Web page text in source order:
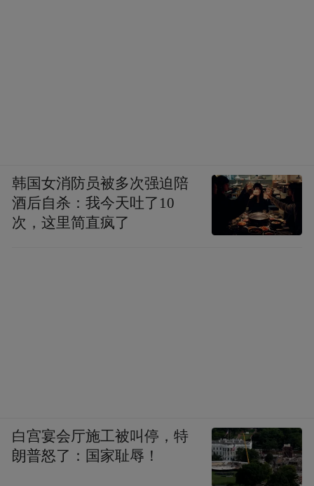
韩国女消防员被多次强迫陪
酒后自杀：我今天吐了10
次，这里简直疯了
白宫宴会厅施工被叫停，特
朗普怒了：国家耻辱！